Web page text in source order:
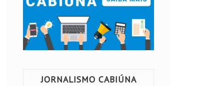
JORNALISMO CABIÚNA